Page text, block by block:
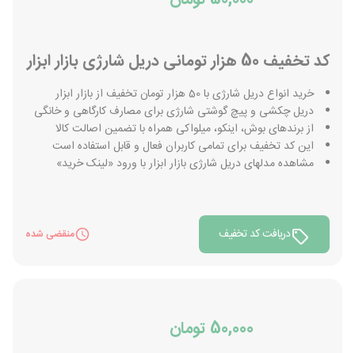
کد تخفیف 50 هزار تومانی دریل شارژی بازار ابزار
خرید انواع دریل شارژی با 50 هزار تومان تخفیف از بازار ابزار
دریل چکشی و پیچ گوشتی شارژی برای مصارف کارگاهی و خانگی
از برندهای بوش، اینکو، میلواکی همراه با تضمین اصالت کالا
این کد تخفیف برای تمامی کاربران فعال و قابل استفاده است
مشاهده مدلهای دریل شارژی بازار ابزار با ورود «لینک خرید»
دریافت کد تخفیف منقضی شده
50,000 تومان